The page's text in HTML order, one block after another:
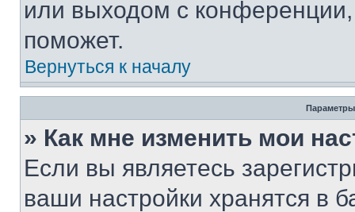
или выходом с
поможет.
Вернуться к началу
Параметры
» Как мне изменить мои
Если вы являетесь
ваши настройки хранятся в